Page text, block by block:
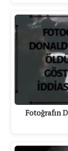
Fotoğrafın